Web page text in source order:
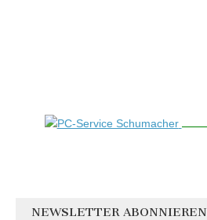
NEWSLETTER ABONNIEREN